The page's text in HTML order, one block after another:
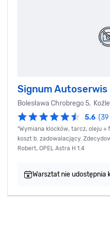
Signum Autoserwis
Bolesława Chrobrego 5,
5.6 (39
"Wymiana klocków, tarcz, oleju
koszt b. zadowalacjący.
Robert, OPEL Astra H 1.4
Warsztat nie udostępnia